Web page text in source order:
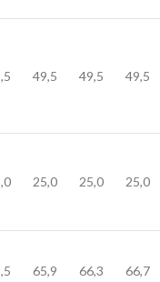
49,5 49,5 49,5
25,0 25,0 25,0
65,9 66,3 66,7